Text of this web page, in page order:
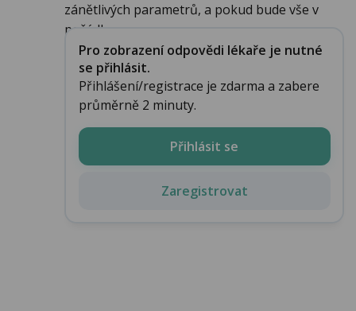
zánětlivých parametrů, a pokud bude vše v
pořádku pa...
Pro zobrazení odpovědi lékaře je nutné
se přihlásit.
Přihlášení/registrace je zdarma a zabere
průměrně 2 minuty.
Přihlásit se
Zaregistrovat